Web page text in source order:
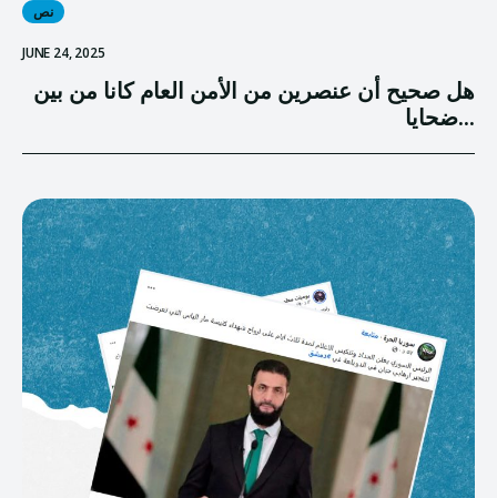
نص
JUNE 24, 2025
هل صحيح أن عنصرين من الأمن العام كانا من بين
ضحايا...